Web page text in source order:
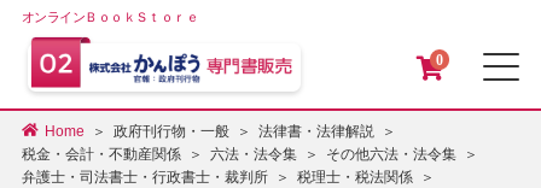
オンラインＢｏｏｋＳｔｏｒｅ
0
Home 政府刊行物・一般
法律書・法律解説
税金・会計・不動産関係
六法・法令集
その他六法・法令集
弁護士・司法書士・行政書士・裁判所
税理士・税法関係